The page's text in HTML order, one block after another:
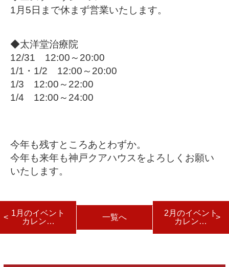
1月5日まで休まず営業いたします。
◆太洋堂治療院
12/31 12:00～20:00
1/1・1/2 12:00～20:00
1/3 12:00～22:00
1/4 12:00～24:00
今年も残すところあとわずか。
今年も来年も神戸クアハウスをよろしくお願い
いたします。
1月のイベント
カレン…
一覧へ
2月のイベント
カレン…